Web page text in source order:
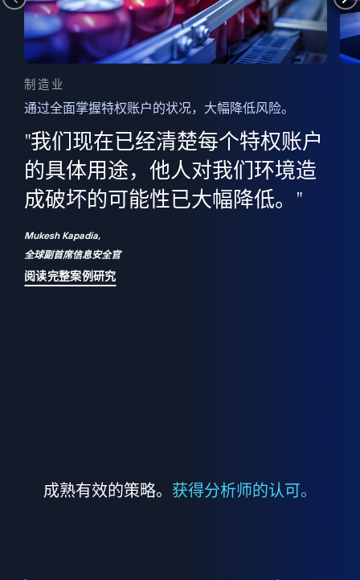
制造业
通过全面掌握特权账户的状况，大幅降低风险。
"我们现在已经清楚每个特权账户
的具体用途，他人对我们环境造
成破坏的可能性已大幅降低。"
Mukesh Kapadia,
全球副首席信息安全官
阅读完整案例研究
成熟有效的策略。 获得分析师的认可。